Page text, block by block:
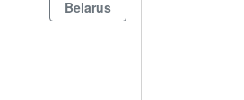
Belarus